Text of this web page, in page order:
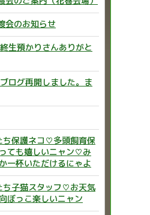
のお知らせ
預かりさんありがと
グ再開しました。ま
保護ネコ♡多頭飼育保
ても嬉しいニャン♡み
一杯いただけるにゃよ
子猫スタッフ♡お天気
ぼっこ楽しいニャン